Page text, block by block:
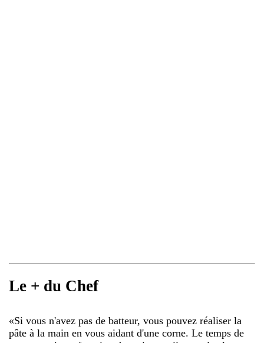
Le + du Chef
«Si vous n'avez pas de batteur, vous pouvez réaliser la
pâte à la main en vous aidant d'une corne. Le temps de